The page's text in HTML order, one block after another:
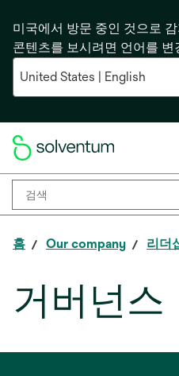
미국에서 방문 중인 것으로
콘텐츠를 보시려면 언어를 변
홈 Our company 리더
거버넌스